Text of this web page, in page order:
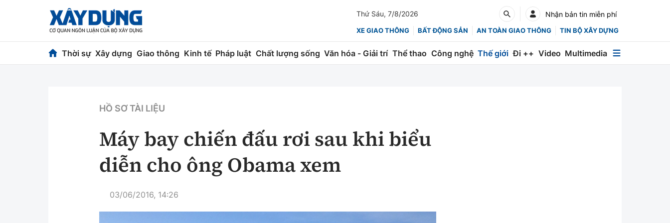
Thứ Sáu, 7/8/2026 Nhận bản tin miễn phí
XE GIAO THÔNG BẤT ĐỘNG SẢN AN TOÀN GIAO THÔNG TIN BỘ XÂY DỰNG
Thời sự Xây dựng Giao thông Kinh tế Pháp luật Chất lượng sống Văn hóa - Giải trí Thể thao Công nghệ Thế giới Đi ++ Video Multimedia
Chuyện dọc đường
Chỉ đạo điều hành
Quy hoạch kiến trúc
Vật liệu xây dựng
Giám định chất lượng
Quản lý đô thị
Hàng không
Đường sắt
Đăng kiểm
Chứng khoán
HỒ SƠ TÀI LIỆU
Máy bay chiến đấu rơi sau khi biểu
diễn cho ông Obama xem
03/06/2016, 14:26